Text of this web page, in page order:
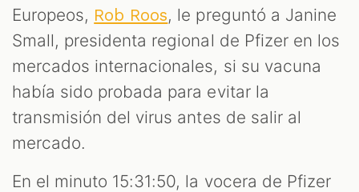
Europeos, Rob Roos, le preguntó a Janine
Small, presidenta regional de Pfizer en los
mercados internacionales, si su vacuna
había sido probada para evitar la
transmisión del virus antes de salir al
mercado.
En el minuto 15:31:50, la vocera de Pfizer